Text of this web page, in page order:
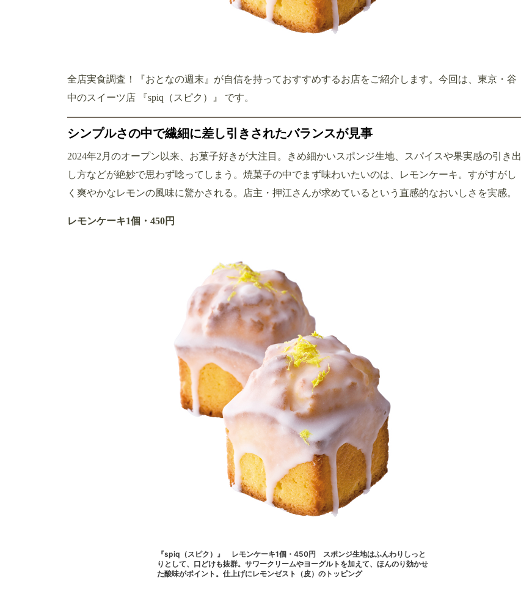
全店実食調査！『おとなの週末』が自信を持っておすすめするお店をご紹介します。今回は、東京・谷
中のスイーツ店 『spiq（スピク）』 です。
シンプルさの中で繊細に差し引きされたバランスが見事
2024年2月のオープン以来、お菓子好きが大注目。きめ細かいスポンジ生地、スパイスや果実感の引き出
し方などが絶妙で思わず唸ってしまう。焼菓子の中でまず味わいたいのは、レモンケーキ。すがすがし
く爽やかなレモンの風味に驚かされる。店主・押江さんが求めているという直感的なおいしさを実感。
レモンケーキ1個・450円
『spiq（スピク）』 レモンケーキ1個・450円 スポンジ生地はふんわりしっと
りとして、口どけも抜群。サワークリームやヨーグルトを加えて、ほんのり効かせ
た酸味がポイント。仕上げにレモンゼスト（皮）のトッピング